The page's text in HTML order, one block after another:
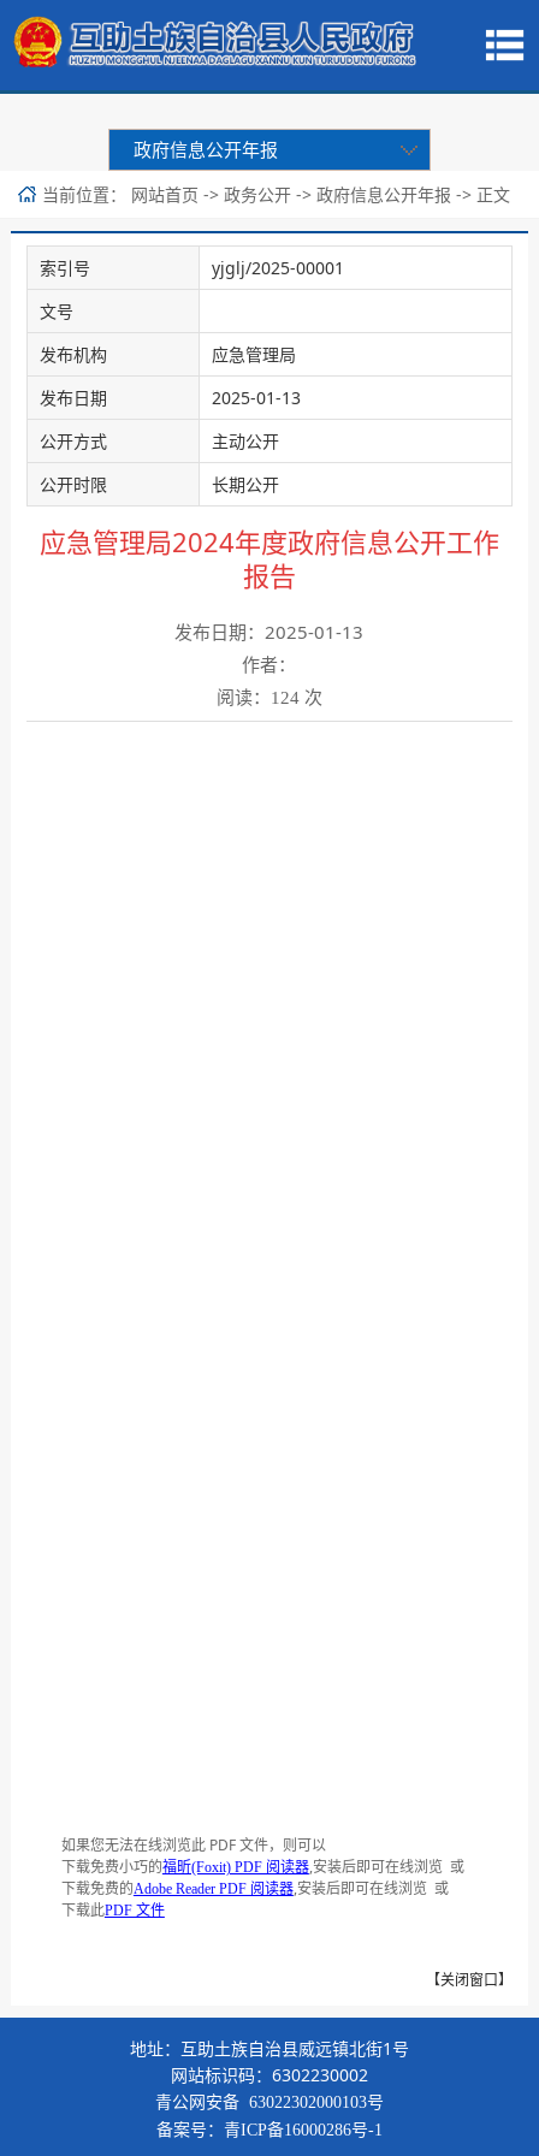
政府信息公开年报
当前位置： 网站首页 -> 政务公开 -> 政府信息公开年报 -> 正文
索引号
yjglj/2025-00001
文号
发布机构
应急管理局
发布日期
2025-01-13
公开方式
主动公开
公开时限
长期公开
应急管理局2024年度政府信息公开工作
报告
发布日期：2025-01-13
作者：
阅读：
124次
如果您无法在线浏览此 PDF 文件，则可以
下载免费小巧的福昕(Foxit) PDF 阅读器,安装后即可在线浏览 或
下载免费的Adobe Reader PDF 阅读器,安装后即可在线浏览 或
下载此PDF 文件
【关闭窗口 】
地址：互助土族自治县威远镇北街1号
网站标识码：6302230002
青公网安备 63022302000103号
备案号： 青ICP备16000286号-1